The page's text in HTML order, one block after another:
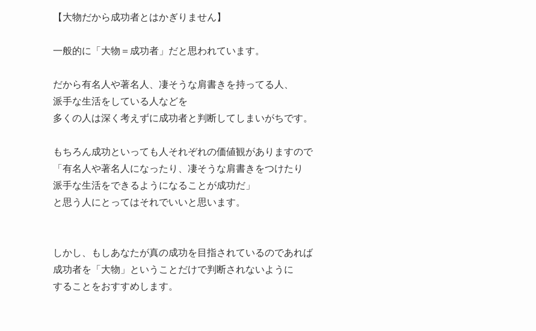
【大物だから成功者とはかぎりません】
一般的に「大物＝成功者」だと思われています。
だから有名人や著名人、凄そうな肩書きを持ってる人、
派手な生活をしている人などを
多くの人は深く考えずに成功者と判断してしまいがちです。
もちろん成功といっても人それぞれの価値観がありますので
「有名人や著名人になったり、凄そうな肩書きをつけたり
派手な生活をできるようになることが成功だ」
と思う人にとってはそれでいいと思います。
しかし、もしあなたが真の成功を目指されているのであれば
成功者を「大物」ということだけで判断されないように
することをおすすめします。